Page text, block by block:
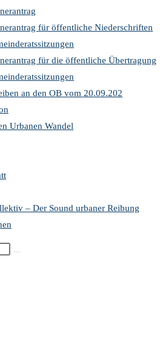
für öffentliche Niederschriften
für die öffentliche Übertragung
an den OB vom 20.09.202
Urbanen Wandel
– Der Sound urbaner Reibung